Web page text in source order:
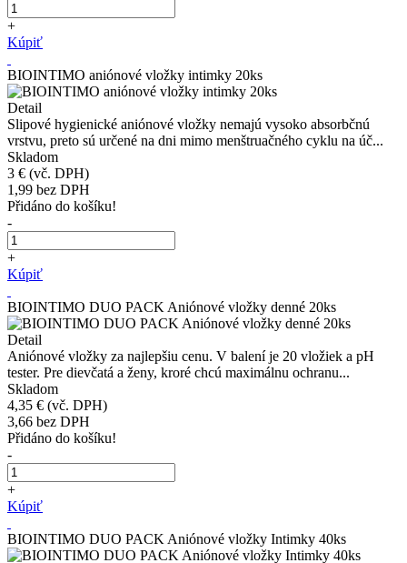
+
Kúpiť
BIOINTIMO aniónové vložky intimky 20ks
Detail
Slipové hygienické aniónové vložky nemajú vysoko absorbčnú
vrstvu, preto sú určené na dni mimo menštruačného cyklu na úč...
Skladom
3 € (vč. DPH)
1,99 bez DPH
Přidáno do košíku!
-
+
Kúpiť
BIOINTIMO DUO PACK Aniónové vložky denné 20ks
Detail
Aniónové vložky za najlepšiu cenu. V balení je 20 vložiek a pH
tester. Pre dievčatá a ženy, kroré chcú maximálnu ochranu...
Skladom
4,35 € (vč. DPH)
3,66 bez DPH
Přidáno do košíku!
-
+
Kúpiť
BIOINTIMO DUO PACK Aniónové vložky Intimky 40ks